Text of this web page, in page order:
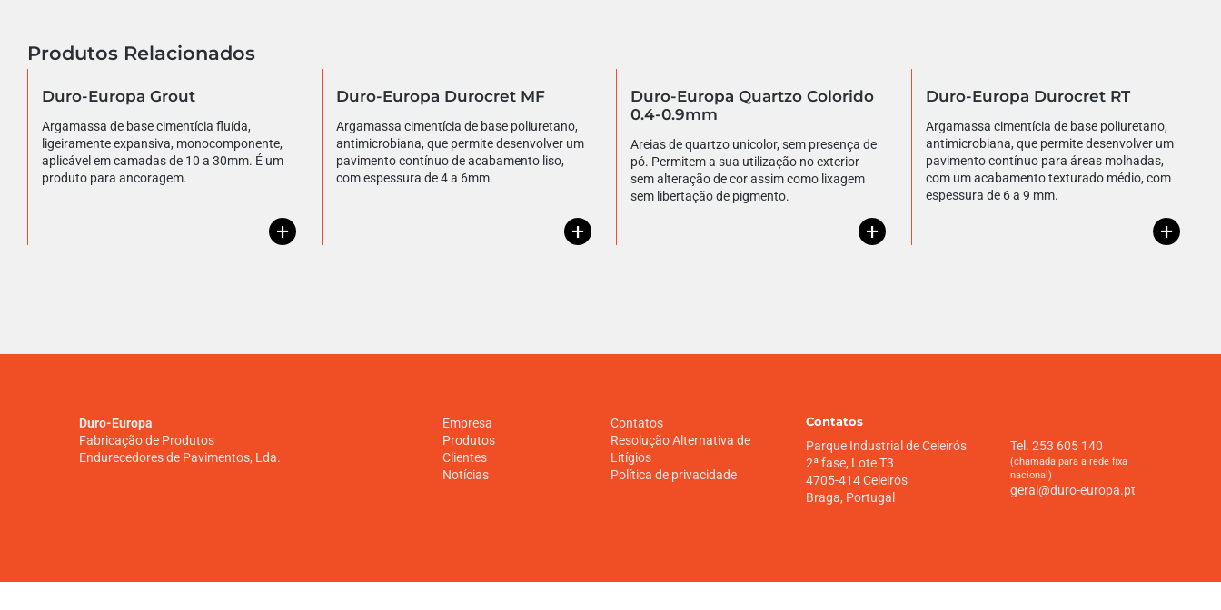
Produtos Relacionados
Duro-Europa Grout
Argamassa de base cimentícia fluída,
ligeiramente expansiva, monocomponente,
aplicável em camadas de 10 a 30mm. É um
produto para ancoragem.
+
Duro-Europa Durocret MF
Argamassa cimentícia de base poliuretano,
antimicrobiana, que permite desenvolver um
pavimento contínuo de acabamento liso,
com espessura de 4 a 6mm.
+
Duro-Europa Quartzo Colorido
0.4-0.9mm
Areias de quartzo unicolor, sem presença de
pó. Permitem a sua utilização no exterior
sem alteração de cor assim como lixagem
sem libertação de pigmento.
+
Duro-Europa Durocret RT
Argamassa cimentícia de base poliuretano,
antimicrobiana, que permite desenvolver um
pavimento contínuo para áreas molhadas,
com um acabamento texturado médio, com
espessura de 6 a 9 mm.
+
Duro-Europa
Fabricação de Produtos
Endurecedores de Pavimentos, Lda.
Empresa
Produtos
Clientes
Notícias
Contatos
Resolução Alternativa de
Litígios
Política de privacidade
Contatos
Parque Industrial de Celeirós
2ª fase, Lote T3
4705-414 Celeirós
Braga, Portugal
Tel. 253 605 140
(chamada para a rede fixa
nacional)
geral@duro-europa.pt